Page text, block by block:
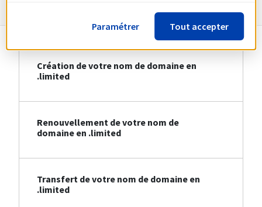
Création de votre nom de domaine en
.limited
Renouvellement de votre nom de
domaine en .limited
Transfert de votre nom de domaine en
.limited
Paramétrer Tout accepter